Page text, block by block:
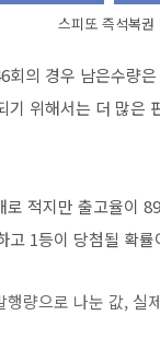
스피또 즉석복권
의 경우 남은수량
위해서는 더 많은
적지만 출고율이
1등이 당첨될 확
량으로 나눈 값, 실